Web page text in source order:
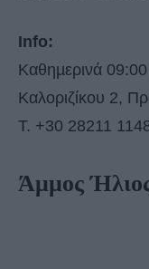
Info:
Καθηµερινά
Καλοριζίκου 2,
T. +30 28211
Άμμος